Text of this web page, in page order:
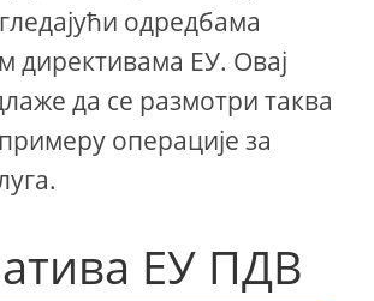
одредбама
директивама ЕУ. Овај
да се размотри таква
операције за
ЕУ ПДВ